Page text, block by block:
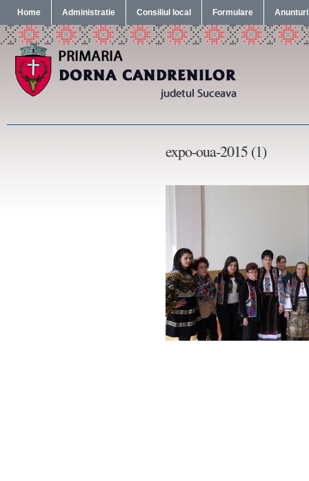
Home Administratie Consiliul local Formulare Anunturi
expo-oua-2015 (1)